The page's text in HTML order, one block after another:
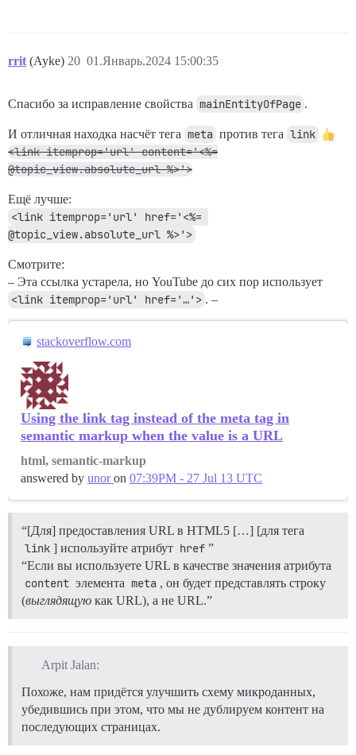
rrit (Ayke) 01.Январь.2024 15:00:35
20
Спасибо за исправление свойства mainEntityOfPage .
И отличная находка насчёт тега meta против тега link
<link itemprop='url' content='<%=
@topic_view.absolute_url %>'>
Ещё лучше:
<link itemprop='url' href='<%=
@topic_view.absolute_url %>'>
Смотрите:
– Эта ссылка устарела, но YouTube до сих пор использует
<link itemprop='url' href='…'> . –
stackoverflow.com
Using the link tag instead of the meta tag in
semantic markup when the value is a URL
html, semantic-markup
answered by unoron 07:39PM - 27 Jul 13 UTC
“[Для] предоставления URL в HTML5 […] [для тега
link ] используйте атрибут href ”
“Если вы используете URL в качестве значения атрибута
content элемента meta , он будет представлять строку
(выглядящую как URL), а не URL.”
Arpit Jalan:
Похоже, нам придётся улучшить схему микроданных,
убедившись при этом, что мы не дублируем контент на
последующих страницах.